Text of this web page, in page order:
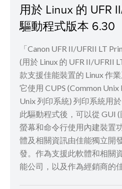
用於 Linux 的 UFR
驅動程式版本 6.30
「Canon UFR II/UFRII LT
(用於 Linux 的 UFR II/UFRII
款支援佳能裝置的 Linux 作
它使用 CUPS (Common
Unix 列印系統) 列印系統用
此驅動程式後，可以從 GUI
螢幕和命令行使用內建裝置
體及相關資訊由佳能獨立開
發。作為支援此軟體和相關
能公司，以及作為經銷商的